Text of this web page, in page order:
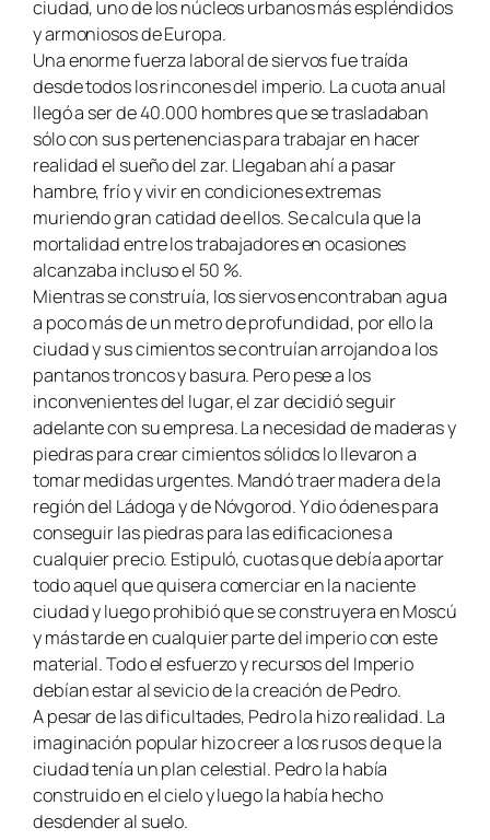
ciudad, uno de los núcleos urbanos más espléndidos
y armoniosos de Europa.
Una enorme fuerza laboral de siervos fue traída
desde todos los rincones del imperio. La cuota anual
llegó a ser de 40.000 hombres que se trasladaban
sólo con sus pertenencias para trabajar en hacer
realidad el sueño del zar. Llegaban ahí a pasar
hambre, frío y vivir en condiciones extremas
muriendo gran catidad de ellos. Se calcula que la
mortalidad entre los trabajadores en ocasiones
alcanzaba incluso el 50 %.
Mientras se construía, los siervos encontraban agua
a poco más de un metro de profundidad, por ello la
ciudad y sus cimientos se contruían arrojando a los
pantanos troncos y basura. Pero pese a los
inconvenientes del lugar, el zar decidió seguir
adelante con su empresa. La necesidad de maderas y
piedras para crear cimientos sólidos lo llevaron a
tomar medidas urgentes. Mandó traer madera de la
región del Ládoga y de Nóvgorod. Y dio ódenes para
conseguir las piedras para las edificaciones a
cualquier precio. Estipuló, cuotas que debía aportar
todo aquel que quisera comerciar en la naciente
ciudad y luego prohibió que se construyera en Moscú
y más tarde en cualquier parte del imperio con este
material. Todo el esfuerzo y recursos del Imperio
debían estar al sevicio de la creación de Pedro.
A pesar de las dificultades, Pedro la hizo realidad. La
imaginación popular hizo creer a los rusos de que la
ciudad tenía un plan celestial. Pedro la había
construido en el cielo y luego la había hecho
desdender al suelo.